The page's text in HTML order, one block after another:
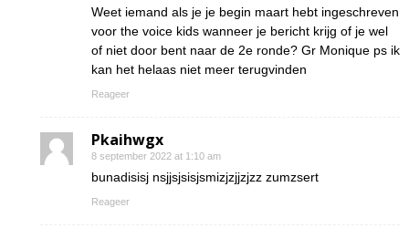
Weet iemand als je je begin maart hebt ingeschreven
voor the voice kids wanneer je bericht krijg of je wel
of niet door bent naar de 2e ronde? Gr Monique ps ik
kan het helaas niet meer terugvinden
Reageer
Pkaihwgx
8 september 2022 at 1:10 am
bunadisisj nsjjsjsisjsmizjzjjzjzz zumzsert
Reageer